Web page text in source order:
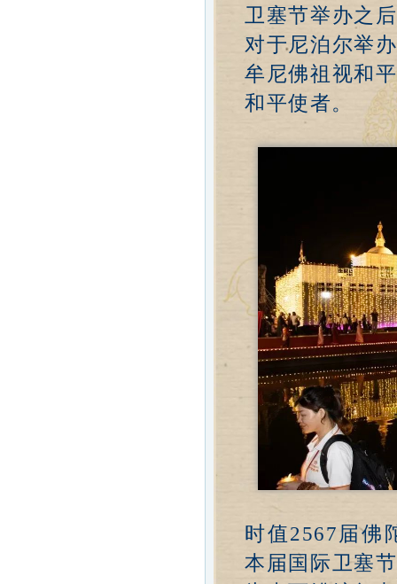
卫塞节举办之
对于尼泊尔举
牟尼佛祖视和
和平使者。
时值2567届佛
本届国际卫塞